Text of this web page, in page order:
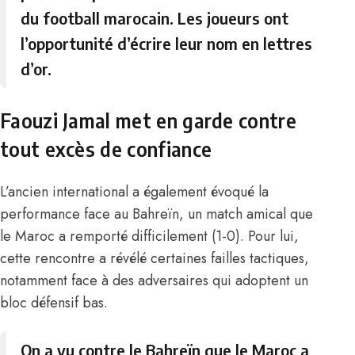
du football marocain. Les joueurs ont
l’opportunité d’écrire leur nom en lettres
d’or.
Faouzi Jamal met en garde contre
tout excès de confiance
L’ancien international a également évoqué la
performance face au Bahreïn, un match amical que
le Maroc a remporté difficilement (1-0). Pour lui,
cette rencontre a révélé certaines failles tactiques,
notamment face à des adversaires qui adoptent un
bloc défensif bas.
On a vu contre le Bahreïn que le Maroc a